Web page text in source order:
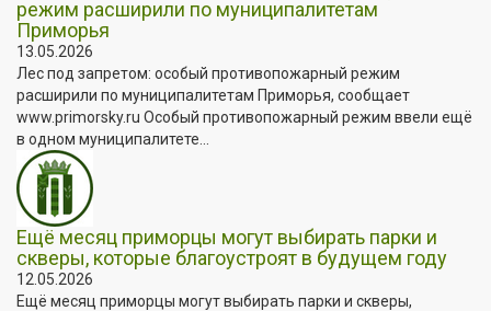
режим расширили по муниципалитетам
Приморья
13.05.2026
Лес под запретом: особый противопожарный режим
расширили по муниципалитетам Приморья, сообщает
www.primorsky.ru Особый противопожарный режим ввели ещё
в одном муниципалитете...
Ещё месяц приморцы могут выбирать парки и
скверы, которые благоустроят в будущем году
12.05.2026
Ещё месяц приморцы могут выбирать парки и скверы,